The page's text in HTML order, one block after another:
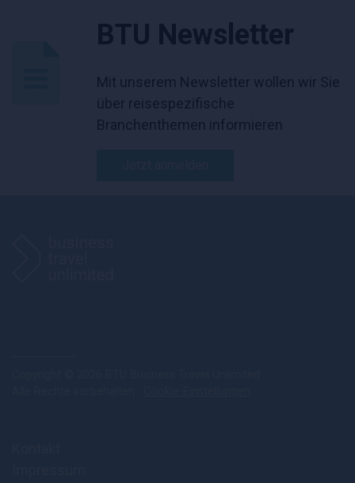
BTU Newsletter
Mit unserem Newsletter wollen wir Sie
über reisespezifische
Branchenthemen informieren